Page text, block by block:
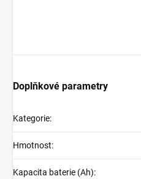
Doplňkové parametry
Kategorie:
Hmotnost:
Kapacita baterie (Ah):